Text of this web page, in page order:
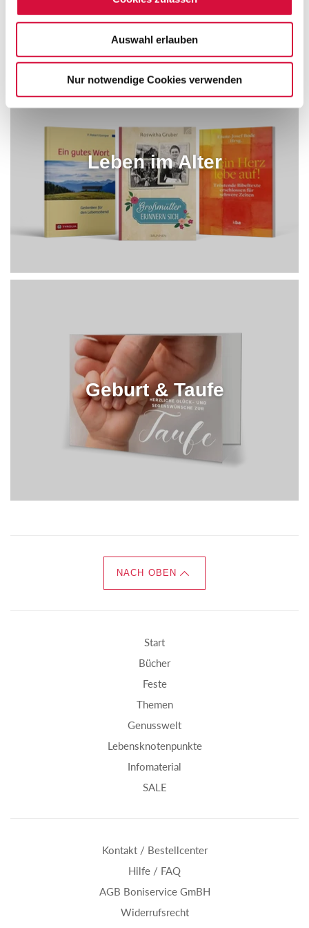
Auswahl erlauben
Nur notwendige Cookies verwenden
Leben im Alter
Geburt & Taufe
NACH OBEN
Start
Bücher
Feste
Themen
Genusswelt
Lebensknotenpunkte
Infomaterial
SALE
Kontakt / Bestellcenter
Hilfe / FAQ
AGB Boniservice GmBH
Widerrufsrecht